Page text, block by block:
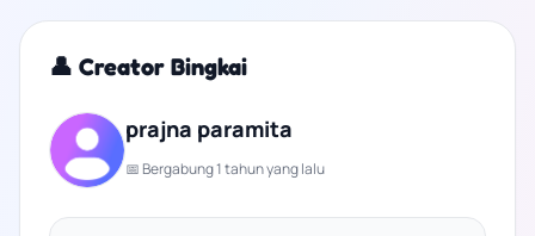
👤 Creator Bingkai
prajna paramita
📅 Bergabung 1 tahun yang lalu